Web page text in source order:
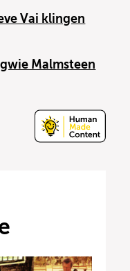
Vai klingen
Malmsteen